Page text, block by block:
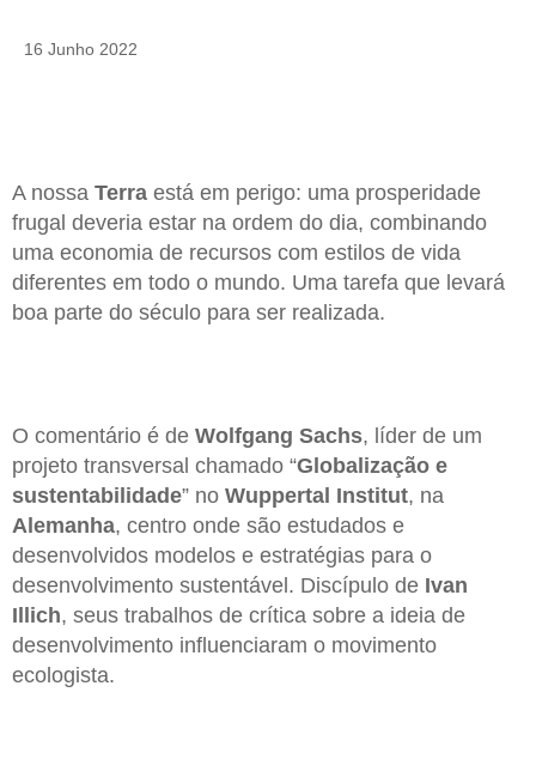
16 Junho 2022
A nossa Terra está em perigo: uma prosperidade
frugal deveria estar na ordem do dia, combinando
uma economia de recursos com estilos de vida
diferentes em todo o mundo. Uma tarefa que levará
boa parte do século para ser realizada.
O comentário é de Wolfgang Sachs, líder de um
projeto transversal chamado “Globalização e
sustentabilidade” no Wuppertal Institut, na
Alemanha, centro onde são estudados e
desenvolvidos modelos e estratégias para o
desenvolvimento sustentável. Discípulo de Ivan
Illich, seus trabalhos de crítica sobre a ideia de
desenvolvimento influenciaram o movimento
ecologista.